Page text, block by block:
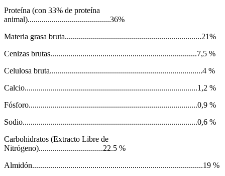
Proteína (con 33% de proteína
animal).........................................36%
Materia grasa bruta....................................................................21%
Cenizas brutas.........................................................................7,5 %
Celulosa bruta............................................................................4 %
Calcio......................................................................................1,2 %
Fósforo....................................................................................0,9 %
Sodio.......................................................................................0,6 %
Carbohidratos (Extracto Libre de
Nitrógeno)................................22.5 %
Almidón.....................................................................................19 %